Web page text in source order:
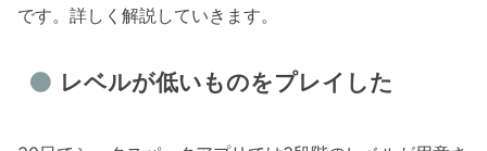
です。詳しく解説していきます。
レベルが低いものをプレイした